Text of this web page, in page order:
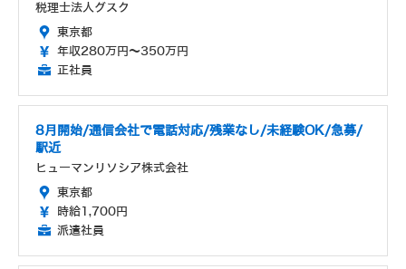
税理士法人グスク
東京都
年収280万円～350万円
正社員
8月開始/通信会社で電話対応/残業なし/未経験OK/急募/
駅近
ヒューマンリソシア株式会社
東京都
時給1,700円
派遣社員